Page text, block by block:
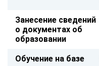
Занесение сведений
о документах об
образовании
Обучение на базе